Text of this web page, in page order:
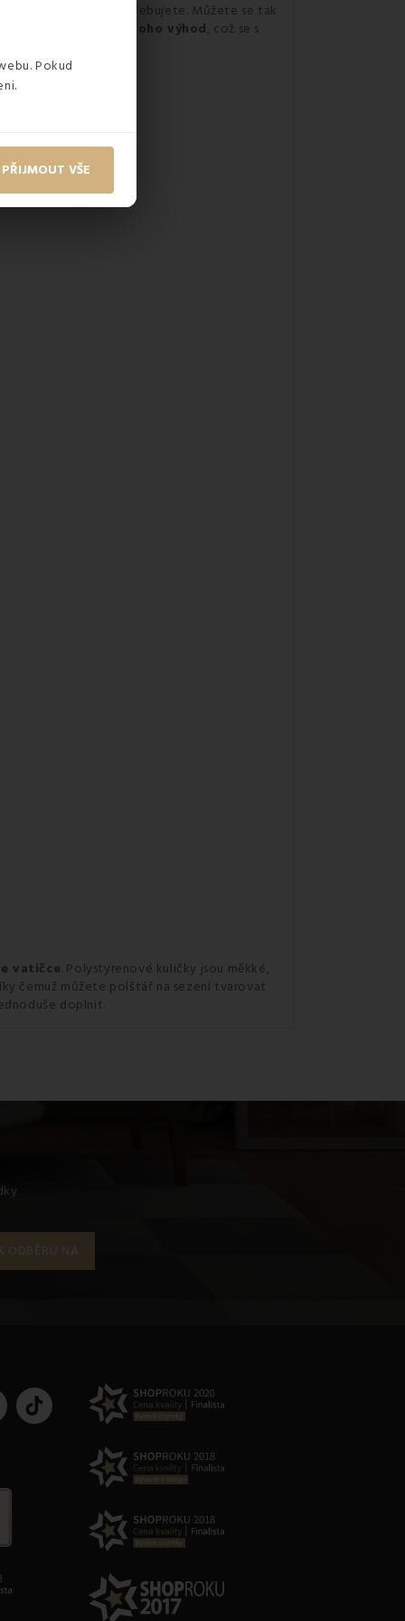
Pokud
PŘIJMOUT VŠE
tam, kam právě potřebujete. Můžete se tak
mnoho výhod, což se s
vatičce. Polystyrenové kuličky jsou měkké,
čemuž můžete polštář na sezení tvarovat
doplnit.